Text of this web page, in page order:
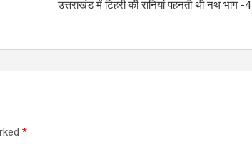
उत्तराखंड में टिहरी की रानियां पहनती थी नथ भाग -4
*